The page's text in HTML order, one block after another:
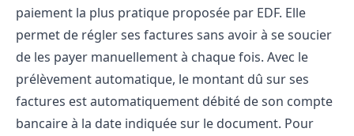
paiement la plus pratique proposée par EDF. Elle
permet de régler ses factures sans avoir à se soucier
de les payer manuellement à chaque fois. Avec le
prélèvement automatique, le montant dû sur ses
factures est automatiquement débité de son compte
bancaire à la date indiquée sur le document. Pour